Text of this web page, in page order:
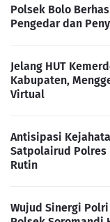
Polsek Bolo
Pengedar dan
Jelang HUT
Kabupaten,
Virtual
Antisipasi
Satpolairud
Rutin
Wujud Sinergi